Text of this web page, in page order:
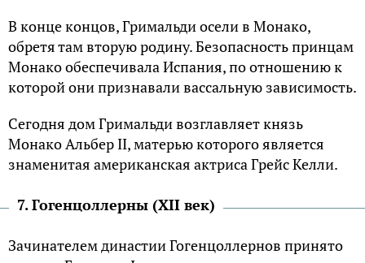
В конце концов, Гримальди осели в Монако,
обретя там вторую родину. Безопасность принцам
Монако обеспечивала Испания, по отношению к
которой они признавали вассальную зависимость.
Сегодня дом Гримальди возглавляет князь
Монако Альбер II, матерью которого является
знаменитая американская актриса Грейс Келли.
7. Гогенцоллерны (XII век)
Зачинателем династии Гогенцоллернов принято